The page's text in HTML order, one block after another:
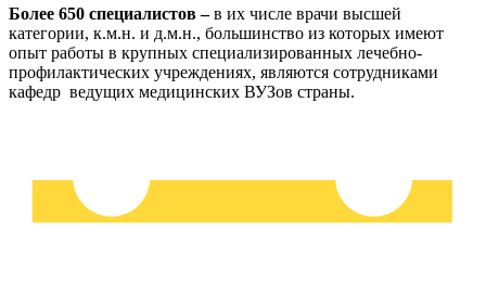
Более 650 специалистов –в их числе врачи высшей
категории, к.м.н. и д.м.н., большинство из которых имеют
опыт работы в крупных специализированных лечебно-
профилактических учреждениях, являются сотрудниками
кафедр ведущих медицинских ВУЗов страны.